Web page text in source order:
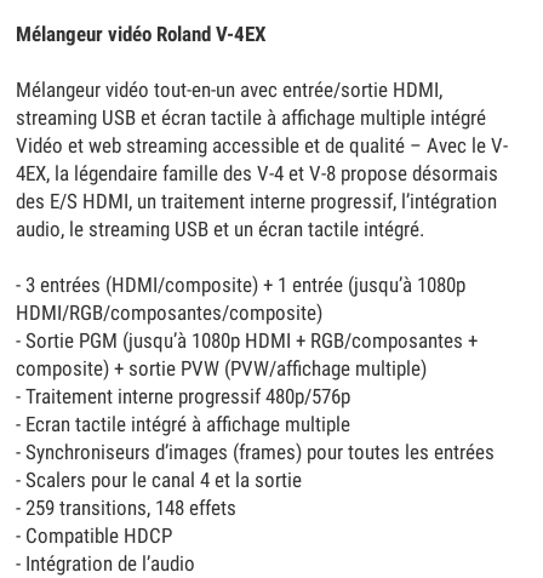
Mélangeur vidéo Roland V-4EX
Mélangeur vidéo tout-en-un avec entrée/sortie HDMI,
streaming USB et écran tactile à affichage multiple intégré
Vidéo et web streaming accessible et de qualité – Avec le V-
4EX, la légendaire famille des V-4 et V-8 propose désormais
des E/S HDMI, un traitement interne progressif, l’intégration
audio, le streaming USB et un écran tactile intégré.
- 3 entrées (HDMI/composite) + 1 entrée (jusqu’à 1080p
HDMI/RGB/composantes/composite)
- Sortie PGM (jusqu’à 1080p HDMI + RGB/composantes +
composite) + sortie PVW (PVW/affichage multiple)
- Traitement interne progressif 480p/576p
- Ecran tactile intégré à affichage multiple
- Synchroniseurs d’images (frames) pour toutes les entrées
- Scalers pour le canal 4 et la sortie
- 259 transitions, 148 effets
- Compatible HDCP
- Intégration de l’audio